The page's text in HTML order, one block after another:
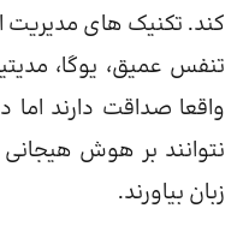
کند. تکنیک های
تنفس عمیق، یوگا،
واقعا صداقت دارند
نتوانند بر هوش
زبان بیاورند.